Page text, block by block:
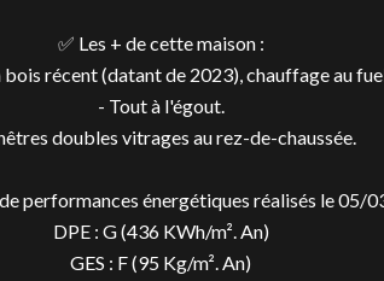
✅ Les + de cette maison :
bois récent (datant de 2023), chauffage au
- Tout à l'égout.
doubles vitrages au rez-de-chaussée.
performances énergétiques réalisés le 05/
DPE : G (436 KWh/m². An)
GES : F (95 Kg/m². An)